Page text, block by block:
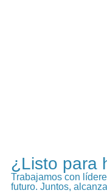
¿Listo para
Trabajamos con
futuro. Juntos,